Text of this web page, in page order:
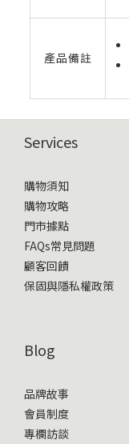
產品備註
Services
購物須知
購物攻略
門市據點
FAQs常見問題
顧客回饋
保固與隱私權政策
Blog
品牌故事
會員制度
專欄訪談